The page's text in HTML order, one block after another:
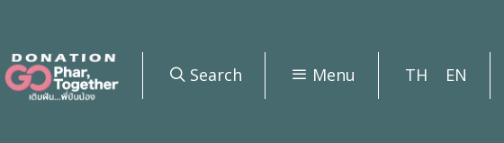
Search Menu TH EN